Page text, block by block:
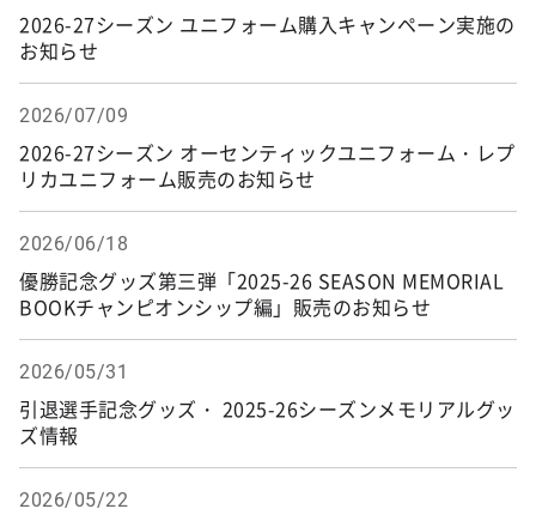
2026-27シーズン ユニフォーム購入キャンペーン実施の
お知らせ
2026/07/09
2026-27シーズン オーセンティックユニフォーム・レプ
リカユニフォーム販売のお知らせ
2026/06/18
優勝記念グッズ第三弾「2025-26 SEASON MEMORIAL
BOOKチャンピオンシップ編」販売のお知らせ
2026/05/31
引退選手記念グッズ・ 2025-26シーズンメモリアルグッ
ズ情報
2026/05/22